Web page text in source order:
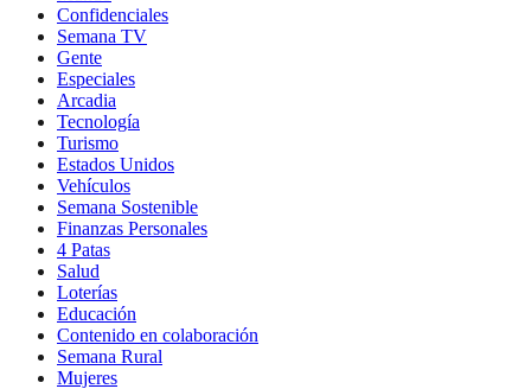
Confidenciales
Semana TV
Gente
Especiales
Arcadia
Tecnología
Turismo
Estados Unidos
Vehículos
Semana Sostenible
Finanzas Personales
4 Patas
Salud
Loterías
Educación
Contenido en colaboración
Semana Rural
Mujeres